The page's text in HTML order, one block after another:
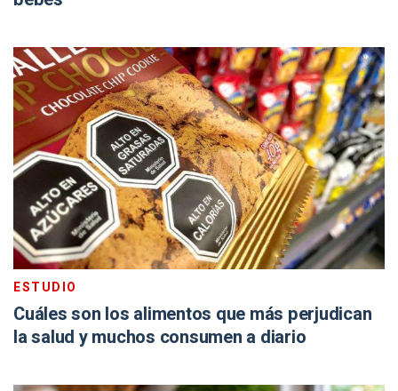
ESTUDIO
Cuáles son los alimentos que más perjudican
la salud y muchos consumen a diario